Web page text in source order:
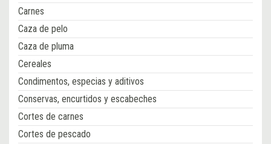
Carnes
Caza de pelo
Caza de pluma
Cereales
Condimentos, especias y aditivos
Conservas, encurtidos y escabeches
Cortes de carnes
Cortes de pescado